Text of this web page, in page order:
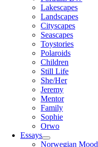
Lakescapes
Landscapes
Cityscapes
Seascapes
Toystories
Polaroids
Children
Still Life
She/Her
Jeremy
Mentor
Family
Sophie
Orwo
Essays
open
Norwegian Mood